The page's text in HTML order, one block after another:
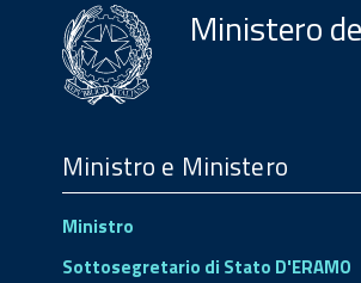
Ministero
Menu
Footer
Ministro e Ministero
Ministro
Sottosegretario di Stato D'ERAMO